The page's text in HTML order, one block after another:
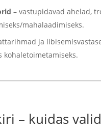
– vastupidavad ahelad,
mahalaadimiseks.
ja
kohaletoimetamiseks.
– kuidas